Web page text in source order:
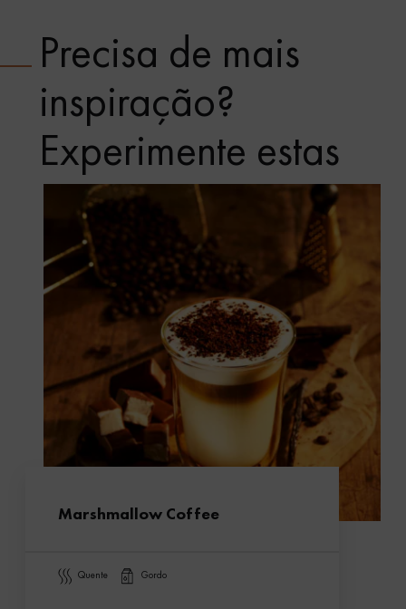
Precisa de mais
inspiração?
Experimente estas
Marshmallow Coffee
quente gordo